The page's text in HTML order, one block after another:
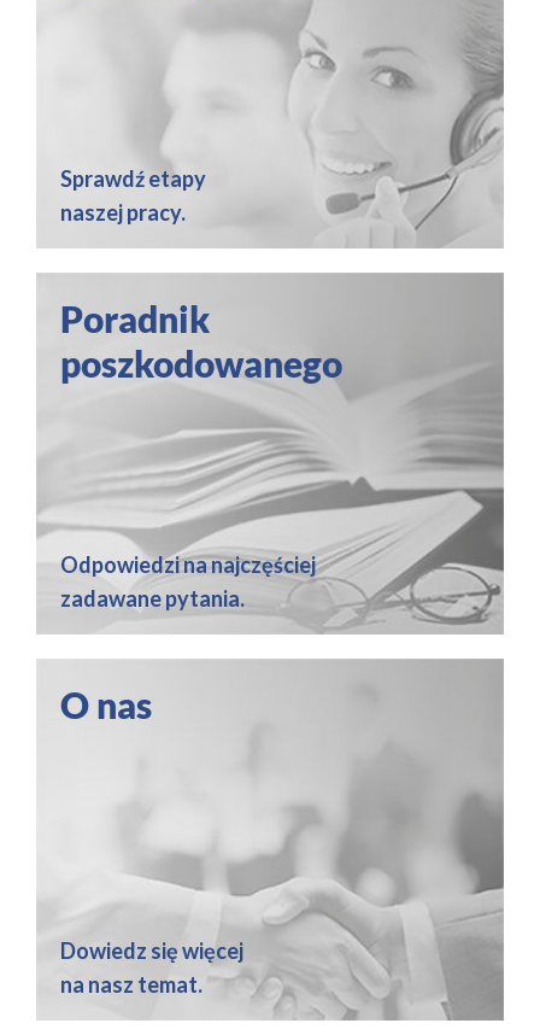
Sprawdź etapy
naszej pracy.
Poradnik
poszkodowanego
Odpowiedzi na najczęściej
zadawane pytania.
O nas
Dowiedz się więcej
na nasz temat.